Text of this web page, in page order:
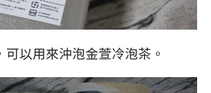
以用來沖泡金萱冷泡茶。